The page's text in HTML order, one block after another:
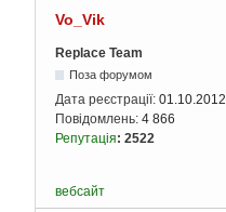
Vo_Vik
Replace Team
Поза форумом
Дата реєстрації: 01.10.2012
Повідомлень: 4 866
Репутація: 2522
вебсайт